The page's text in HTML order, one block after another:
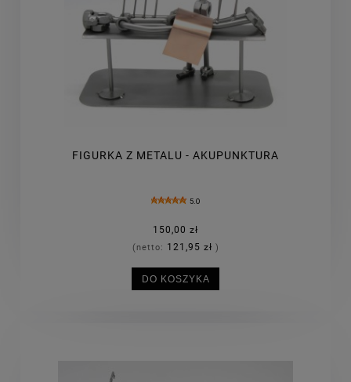
FIGURKA Z METALU - AKUPUNKTURA
5.0
150,00 zł
(netto: 121,95 zł )
DO KOSZYKA